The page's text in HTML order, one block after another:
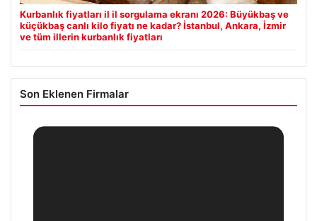
Kurbanlık fiyatları il il sorgulama ekranı 2026: Büyükbaş ve
küçükbaş canlı kilo fiyatı ne kadar? İstanbul, Ankara, İzmir
ve tüm illerin kurbanlık fiyatları
Son Eklenen Firmalar